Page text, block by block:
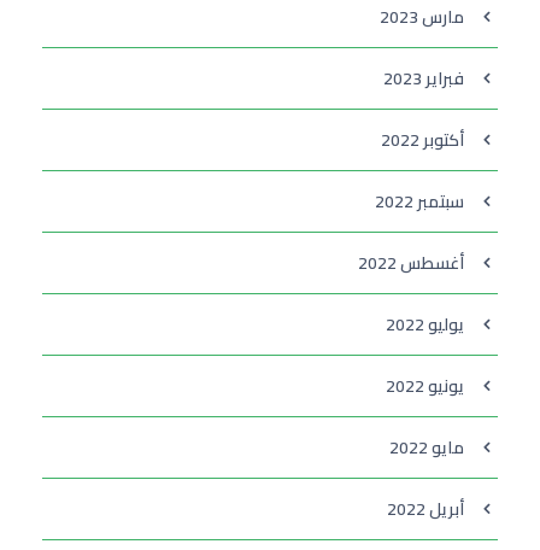
مارس 2023
فبراير 2023
أكتوبر 2022
سبتمبر 2022
أغسطس 2022
يوليو 2022
يونيو 2022
مايو 2022
أبريل 2022